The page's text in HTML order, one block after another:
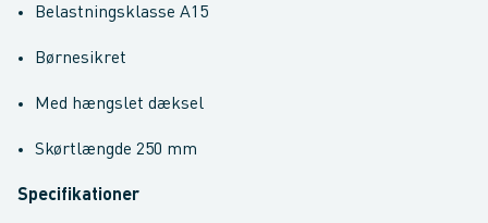
Belastningsklasse A15
Børnesikret
Med hængslet dæksel
Skørtlængde 250 mm
Specifikationer